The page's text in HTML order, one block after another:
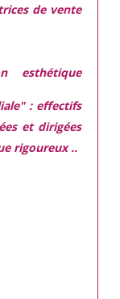
de vente
esthétique
: effectifs
et dirigées
rigoureux ..